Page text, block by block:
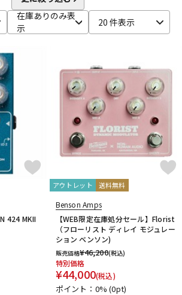
パーカッション
電子ピアノ
エフェクター
DTM
在庫ありのみ表
示
20 件表示
424 MKII
アウトレット 送料無料
Benson Amps
【WEB限定在庫処分セール】Florist
（フローリスト ディレイ モジュレー
ション ベンソン)
販売価格¥46,200(税込)
特別価格
¥44,000(税込)
ポイント：0%(0pt)